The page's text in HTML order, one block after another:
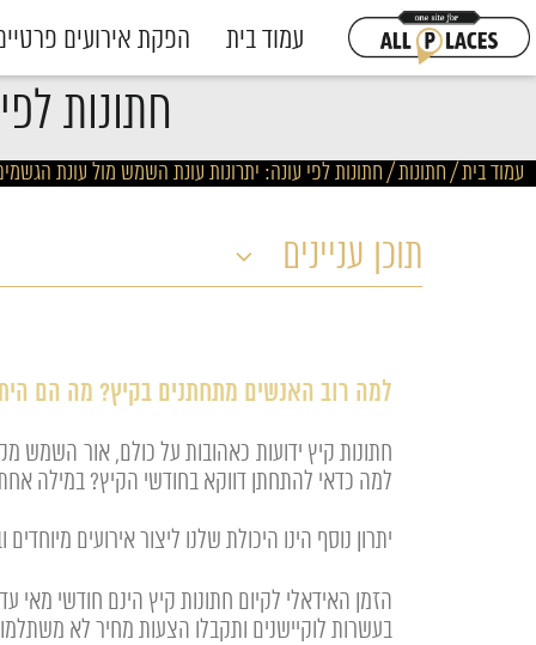
עמוד בית הפקת אירועים
חתונות
עמוד בית/חתונות/חתונות לפי עונה: יתרונות עונת השמש מול עונת
תוכן עניינים
למה רוב האנשים מתחתנים בקיץ? מה הם
חתונות קיץ ידועות כאהובות על כולם, אור השמש
למה כדאי להתחתן דווקא בחודשי הקיץ? במילה
יתרון נוסף הינו היכולת שלנו ליצור אירועים
בעשרות לוקיישנים ותקבלו הצעות מחיר לא